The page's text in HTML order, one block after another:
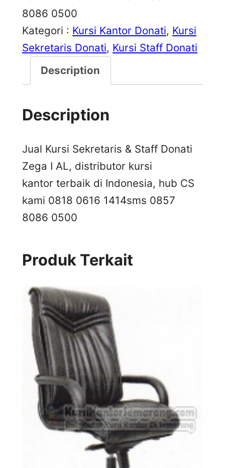
8086 0500
Kategori : Kursi Kantor Donati, Kursi
Sekretaris Donati, Kursi Staff Donati
Description
Description
Jual Kursi Sekretaris & Staff Donati
Zega I AL, distributor kursi
kantor terbaik di Indonesia, hub CS
kami 0818 0616 1414sms 0857
8086 0500
Produk Terkait